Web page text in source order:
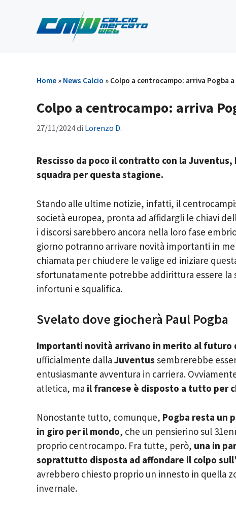
contenuto
Home » News Calcio » Colpo a centrocampo: arriva Pogba
Colpo a centrocampo: arriva
27/11/2024di Lorenzo D.
Rescisso da poco il contratto con la
squadra per questa stagione.
Stando alle ultime notizie, infatti, il
società europea, pronta ad affidargli le chiavi
i discorsi sarebbero ancora nella loro fase
giorno potranno arrivare novità importanti in
chiamata per chiudere le valige ed iniziare
sfortunatamente potrebbe addirittura essere la
infortuni e squalifica.
Svelato dove giocherà Paul Pogba
Importanti novità arrivano in merito al futuro
ufficialmente dalla Juventus sembrerebbe
entusiasmante avventura in carriera.
atletica, ma il francese è disposto a tutto per
Nonostante tutto, comunque, Pogba resta un
in giro per il mondo, che un pensierino sul
proprio centrocampo. Fra tutte, però, una in
soprattutto disposta ad affondare il colpo
avrebbero chiesto proprio un innesto in quella
invernale.